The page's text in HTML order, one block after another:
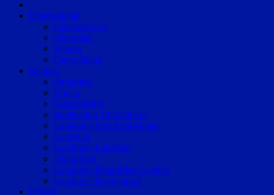
Überregional
Niederbayern
Oberpfalz
Bayern
Deutschland
Region
Straubing
Bogen
Geiselhöring
Mallersdorf-Pfaffenberg
Landkreis Straubing-Bogen
Landshut
Landkreis Landshut
Dingolfing
Landkreis Dingolfing-Landau
Landkreis Deggendorf
Polizei